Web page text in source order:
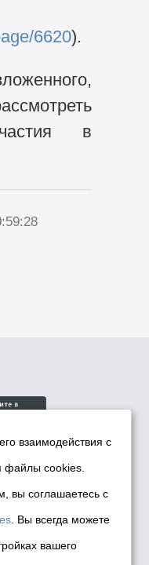
6620).
в
политики мэрии
системах
взаимодействия с
файлы cookies.
вы соглашаетесь с
. Вы всегда можете
вашего